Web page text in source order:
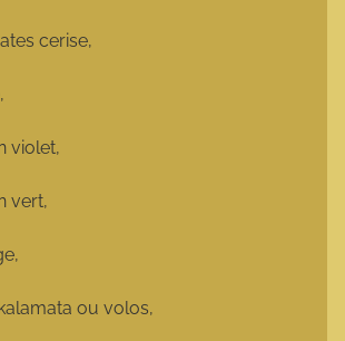
cerise,
violet,
vert,
ou volos,